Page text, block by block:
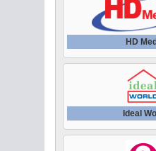
HD
Ideal